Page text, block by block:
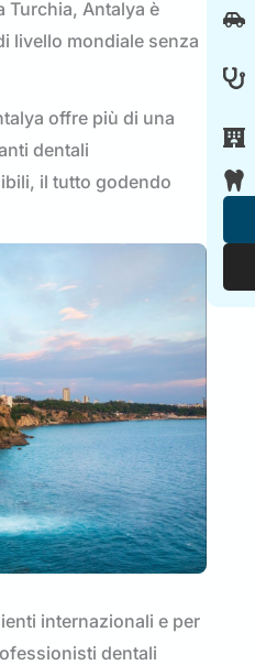
Turchia, Antalya è
livello mondiale senza
offre più di una
dentali
il tutto godendo
internazionali e per
dentali